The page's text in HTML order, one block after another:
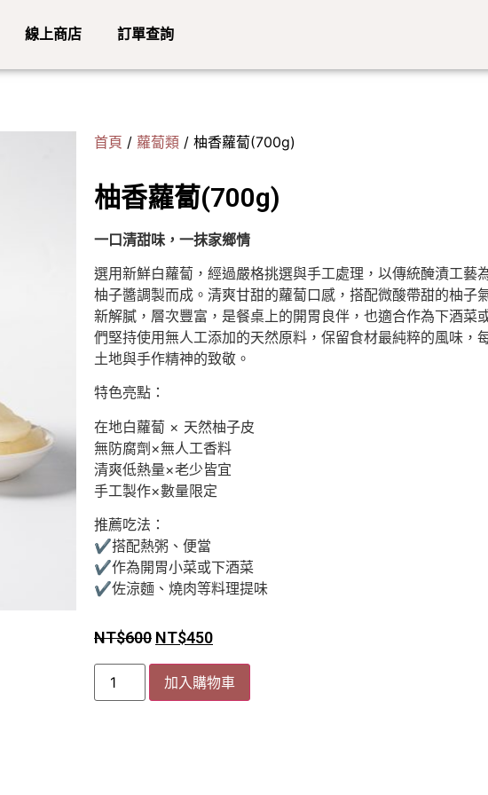
線上商店 訂單查詢
首頁 / 蘿蔔類 / 柚香蘿蔔(700g)
柚香蘿蔔(700g)
一口清甜味，一抹家鄉情
選用新鮮白蘿蔔，經過嚴格挑選與手工處理，以傳統醃漬工藝
柚子醬調製而成。清爽甘甜的蘿蔔口感，搭配微酸帶甜的柚子
新解膩，層次豐富，是餐桌上的開胃良伴，也適合作為下酒菜
們堅持使用無人工添加的天然原料，保留食材最純粹的風味，
土地與手作精神的致敬。
特色亮點：
在地白蘿蔔 × 天然柚子皮
無防腐劑×無人工香料
清爽低熱量×老少皆宜
手工製作×數量限定
推薦吃法：
✔搭配熱粥、便當
✔作為開胃小菜或下酒菜
✔佐涼麵、燒肉等料理提味
NT$600 NT$450
加入購物車